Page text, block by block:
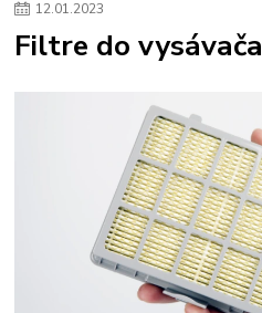
12.01.2023
Filtre do vysávača